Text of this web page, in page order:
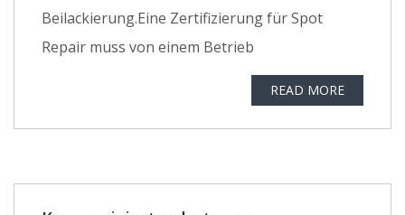
Beilackierung.Eine Zertifizierung für Spot
Repair muss von einem Betrieb
READ MORE